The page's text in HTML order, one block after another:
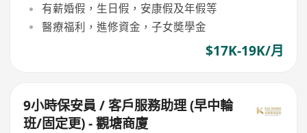
有薪婚假，生日假，安康假及年假等
醫療福利，進修資金，子女奬學金
$17K-19K/月
9小時保安員 / 客戶服務助理 (早中輪
班/固定更) - 觀塘商廈